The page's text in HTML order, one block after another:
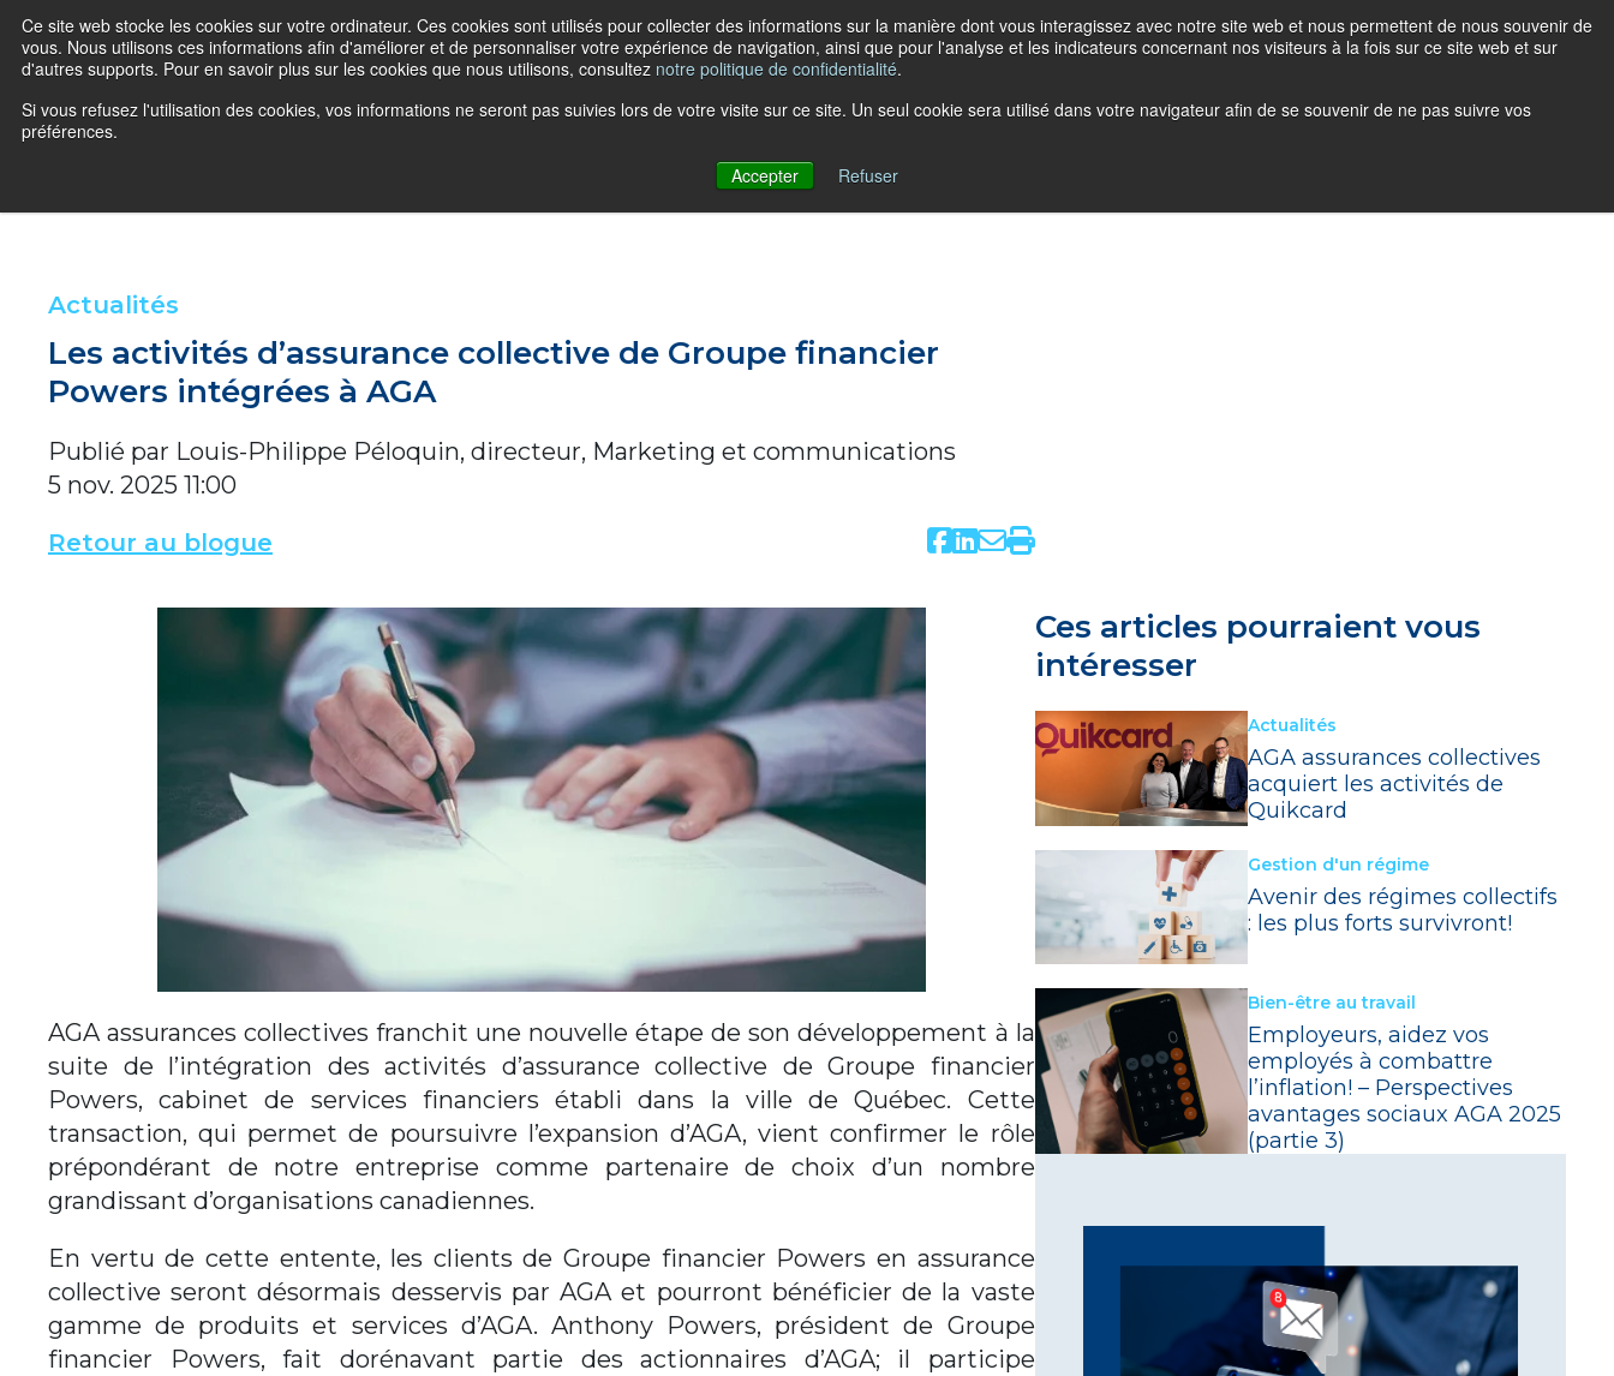
Ce site web stocke les cookies sur votre ordinateur. Ces cookies sont utilisés pour collecter des informations sur la manière dont vous interagissez avec notre site web et nous permettent de nous souvenir de
vous. Nous utilisons ces informations afin d'améliorer et de personnaliser votre expérience de navigation, ainsi que pour l'analyse et les indicateurs concernant nos visiteurs à la fois sur ce site web et sur
d'autres supports. Pour en savoir plus sur les cookies que nous utilisons, consultez notre politique de confidentialité.
Si vous refusez l'utilisation des cookies, vos informations ne seront pas suivies lors de votre visite sur ce site. Un seul cookie sera utilisé dans votre navigateur afin de se souvenir de ne pas suivre vos
préférences.
Accepter
Refuser
Se connecter Soumission EN
Actualités
Les activités d’assurance collective de Groupe financier
Powers intégrées à AGA
Publié par Louis-Philippe Péloquin, directeur, Marketing et communications
5 nov. 2025 11:00
Retour au blogue
AGA assurances collectives franchit une nouvelle étape de son développement à la
suite de l’intégration des activités d’assurance collective de Groupe financier
Powers, cabinet de services financiers établi dans la ville de Québec. Cette
transaction, qui permet de poursuivre l’expansion d’AGA, vient confirmer le rôle
prépondérant de notre entreprise comme partenaire de choix d’un nombre
grandissant d’organisations canadiennes.
En vertu de cette entente, les clients de Groupe financier Powers en assurance
collective seront désormais desservis par AGA et pourront bénéficier de la vaste
gamme de produits et services d’AGA. Anthony Powers, président de Groupe
financier Powers, fait dorénavant partie des actionnaires d’AGA; il participe
Ces articles pourraient vous
intéresser
Actualités
AGA assurances collectives
acquiert les activités de
Quikcard
Gestion d'un régime
Avenir des régimes collectifs
: les plus forts survivront!
Bien-être au travail
Employeurs, aidez vos
employés à combattre
l’inflation! – Perspectives
avantages sociaux AGA 2025
(partie 3)